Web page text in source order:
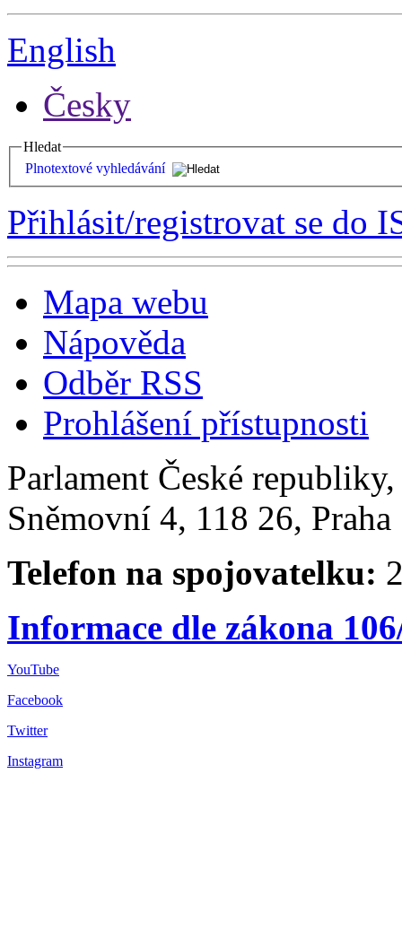
English
Česky
Hledat
Plnotextové vyhledávání
Přihlásit/registrovat se do
Mapa webu
Nápověda
Odběr RSS
Prohlášení přístupnosti
Parlament České
Sněmovní 4, 118 26,
Telefon na spojovatelku:
Informace dle zákona
YouTube
Facebook
Twitter
Instagram